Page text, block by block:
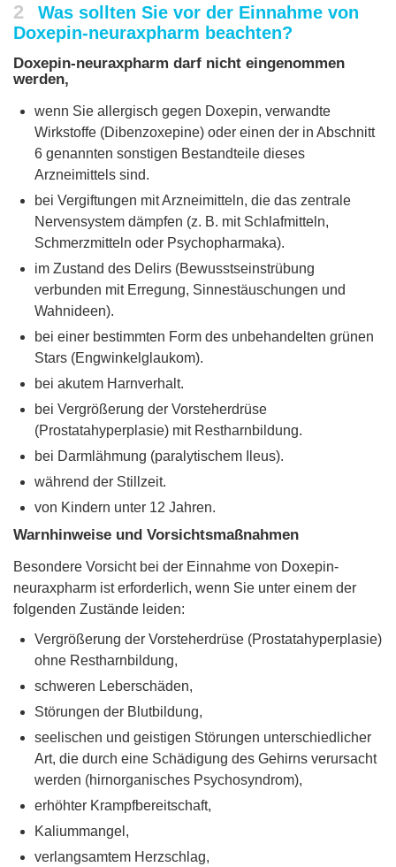
2
Was sollten Sie vor der Einnahme von
Doxepin-neuraxpharm beachten?
Doxepin-neuraxpharm darf nicht eingenommen
werden,
wenn Sie allergisch gegen Doxepin, verwandte
Wirkstoffe (Dibenzoxepine) oder einen der in Abschnitt
6 genannten sonstigen Bestandteile dieses
Arzneimittels sind.
bei Vergiftungen mit Arzneimitteln, die das zentrale
Nervensystem dämpfen (z. B. mit Schlafmitteln,
Schmerzmitteln oder Psychopharmaka).
im Zustand des Delirs (Bewusstseinstrübung
verbunden mit Erregung, Sinnestäuschungen und
Wahnideen).
bei einer bestimmten Form des unbehandelten grünen
Stars (Engwinkelglaukom).
bei akutem Harnverhalt.
bei Vergrößerung der Vorsteherdrüse
(Prostatahyperplasie) mit Restharnbildung.
bei Darmlähmung (paralytischem Ileus).
während der Stillzeit.
von Kindern unter 12 Jahren.
Warnhinweise und Vorsichtsmaßnahmen
Besondere Vorsicht bei der Einnahme von Doxepin-
neuraxpharm ist erforderlich, wenn Sie unter einem der
folgenden Zustände leiden:
Vergrößerung der Vorsteherdrüse (Prostatahyperplasie)
ohne Restharnbildung,
schweren Leberschäden,
Störungen der Blutbildung,
seelischen und geistigen Störungen unterschiedlicher
Art, die durch eine Schädigung des Gehirns verursacht
werden (hirnorganisches Psychosyndrom),
erhöhter Krampfbereitschaft,
Kaliummangel,
verlangsamtem Herzschlag,